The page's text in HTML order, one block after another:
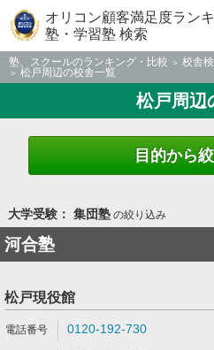
オリコン顧客満足度ラン
塾・学習塾 検索
塾、スクールのランキング・比較 校舎
松戸周辺の校舎一覧
松戸周辺
目的から
大学受験： 集団塾の絞り込み
河合塾
松戸現役館
0120-192-730